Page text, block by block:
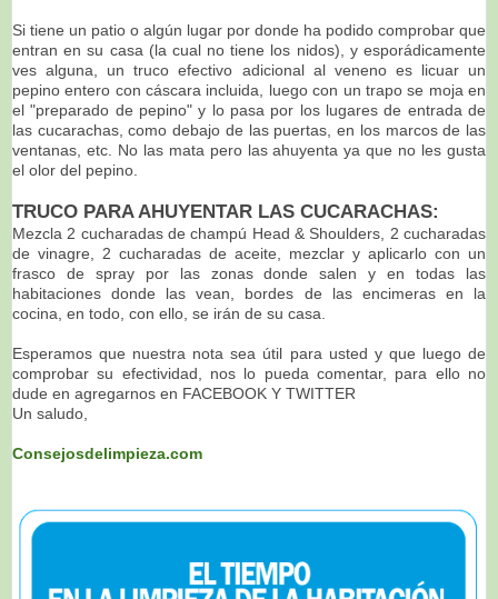
Si tiene un patio o algún lugar por donde ha podido comprobar que
entran en su casa (la cual no tiene los nidos), y esporádicamente
ves alguna, un truco efectivo adicional al veneno es licuar un
pepino entero con cáscara incluida, luego con un trapo se moja en
el "preparado de pepino" y lo pasa por los lugares de entrada de
las cucarachas, como debajo de las puertas, en los marcos de las
ventanas, etc. No las mata pero las ahuyenta ya que no les gusta
el olor del pepino.
TRUCO PARA AHUYENTAR LAS CUCARACHAS:
Mezcla 2 cucharadas de champú Head & Shoulders, 2 cucharadas
de vinagre, 2 cucharadas de aceite, mezclar y aplicarlo con un
frasco de spray por las zonas donde salen y en todas las
habitaciones donde las vean, bordes de las encimeras en la
cocina, en todo, con ello, se irán de su casa.
Esperamos que nuestra nota sea útil para usted y que luego de
comprobar su efectividad, nos lo pueda comentar, para ello no
dude en agregarnos en FACEBOOK Y TWITTER
Un saludo,
Consejosdelimpieza.com